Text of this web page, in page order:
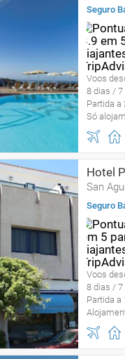
Seguro
Voos
8 dias / 7
Partida a
Só
Hotel
San
Seguro
Voos
8 dias / 7
Partida a